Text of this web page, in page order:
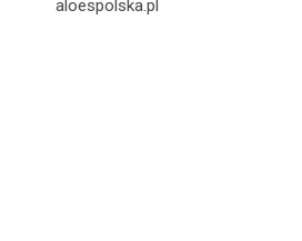
aloespolska.pl